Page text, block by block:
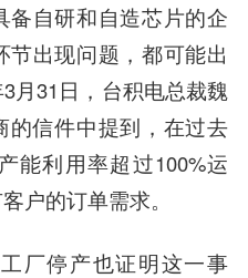
自研和自造芯片的企
出现问题，都可能出
月31日，台积电总裁魏
的信件中提到，在过去
能利用率超过100%运
户的订单需求。
厂停产也证明这一事